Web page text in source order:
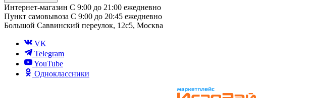
Интернет-магазин С 9:00 до 21:00 ежедневно
Пункт самовывоза С 9:00 до 20:45 ежедневно
Большой Саввинский переулок, 12с5, Москва
VK
Telegram
YouTube
Одноклассники